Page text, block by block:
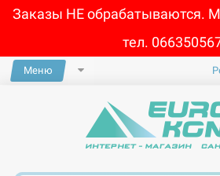
Заказы НЕ обрабатываются.
тел.
Меню